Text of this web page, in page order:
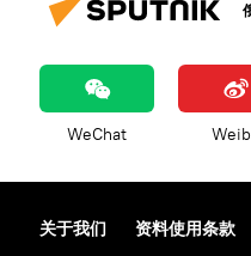
WeChat
关于我们 资料使用条款